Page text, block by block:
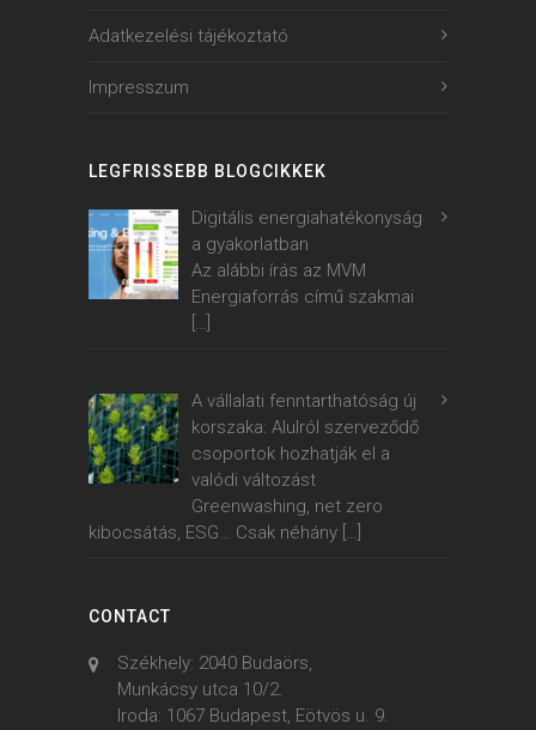
Adatkezelési tájékoztató
Impresszum
LEGFRISSEBB BLOGCIKKEK
Digitális energiahatékonyság
a gyakorlatban
Az alábbi írás az MVM
Energiaforrás című szakmai
A vállalati fenntarthatóság új
korszaka: Alulról szerveződő
csoportok hozhatják el a
valódi változást
Greenwashing, net zero
kibocsátás, ESG… Csak néhány […]
CONTACT
Székhely: 2040 Budaörs,
Munkácsy utca 10/2.
Iroda: 1067 Budapest, Eötvös u. 9.